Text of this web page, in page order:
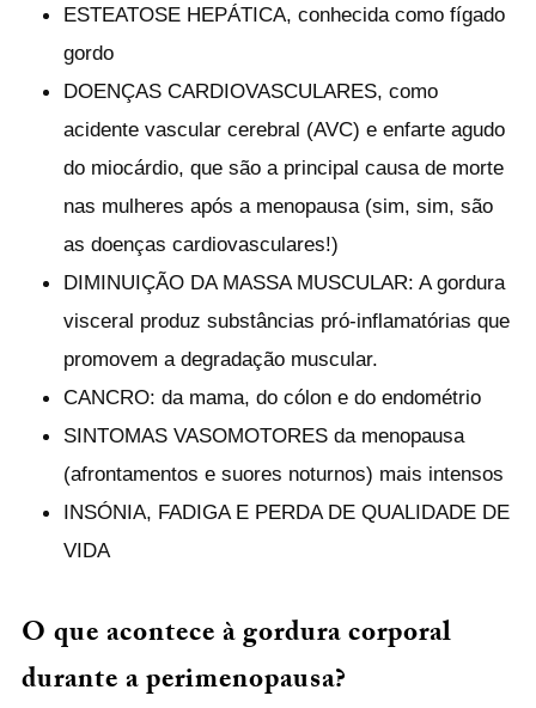
ESTEATOSE HEPÁTICA, conhecida como fígado
gordo
DOENÇAS CARDIOVASCULARES, como
acidente vascular cerebral (AVC) e enfarte agudo
do miocárdio, que são a principal causa de morte
nas mulheres após a menopausa (sim, sim, são
as doenças cardiovasculares!)
DIMINUIÇÃO DA MASSA MUSCULAR: A gordura
visceral produz substâncias pró-inflamatórias que
promovem a degradação muscular.
CANCRO: da mama, do cólon e do endométrio
SINTOMAS VASOMOTORES da menopausa
(afrontamentos e suores noturnos) mais intensos
INSÓNIA, FADIGA E PERDA DE QUALIDADE DE
VIDA
O que acontece à gordura corporal
durante a perimenopausa?